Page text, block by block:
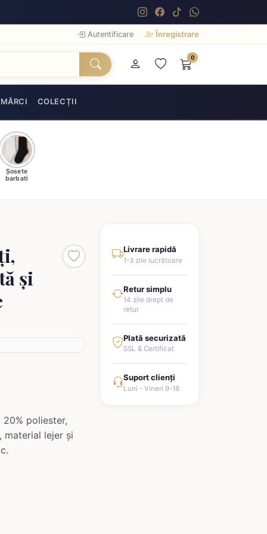
Autentificare Înregistrare
0
MĂRCI COLECȚII
Șosete
barbati
și
poliester,
material lejer și
Livrare rapidă
1-3 zile lucrătoare
Retur simplu
14 zile drept de
retur
Plată securizată
SSL & Certificat
Suport clienți
Luni - Vineri 9-18